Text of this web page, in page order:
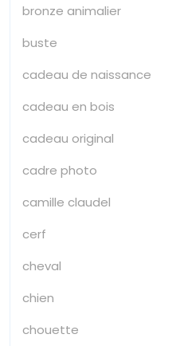
bronze animalier
buste
cadeau de naissance
cadeau en bois
cadeau original
cadre photo
camille claudel
cerf
cheval
chien
chouette